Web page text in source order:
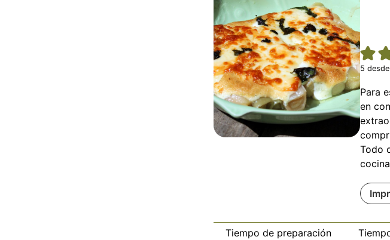
5
Para
en
Todo
Tiempo de preparación